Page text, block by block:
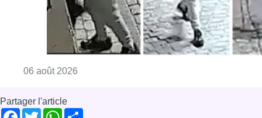
06 août 2026
Partager l'article
Facebook
TwitterWhatsApp